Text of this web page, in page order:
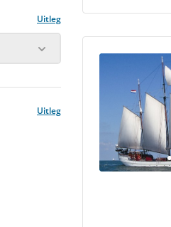
Uitleg
Uitleg